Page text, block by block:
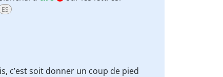
ES
c’est soit donner un coup de pied